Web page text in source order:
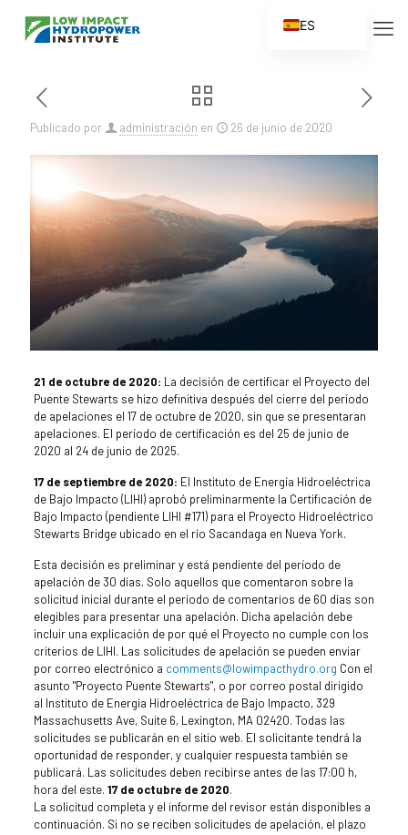
Publicado por administración en 26 de junio de 2020
21 de octubre de 2020: La decisión de certificar el Proyecto del
Puente Stewarts se hizo definitiva después del cierre del período
de apelaciones el 17 de octubre de 2020, sin que se presentaran
apelaciones. El período de certificación es del 25 de junio de
2020 al 24 de junio de 2025.
17 de septiembre de 2020: El Instituto de Energía Hidroeléctrica
de Bajo Impacto (LIHI) aprobó preliminarmente la Certificación de
Bajo Impacto (pendiente LIHI #171) para el Proyecto Hidroeléctrico
Stewarts Bridge ubicado en el río Sacandaga en Nueva York.
Esta decisión es preliminar y está pendiente del período de
apelación de 30 días. Solo aquellos que comentaron sobre la
solicitud inicial durante el período de comentarios de 60 días son
elegibles para presentar una apelación. Dicha apelación debe
incluir una explicación de por qué el Proyecto no cumple con los
criterios de LIHI. Las solicitudes de apelación se pueden enviar
por correo electrónico a comments@lowimpacthydro.org Con el
asunto "Proyecto Puente Stewarts", o por correo postal dirigido
al Instituto de Energía Hidroeléctrica de Bajo Impacto, 329
Massachusetts Ave, Suite 6, Lexington, MA 02420. Todas las
solicitudes se publicarán en el sitio web. El solicitante tendrá la
oportunidad de responder, y cualquier respuesta también se
publicará. Las solicitudes deben recibirse antes de las 17:00 h,
hora del este. 17 de octubre de 2020.
La solicitud completa y el informe del revisor están disponibles a
continuación. Si no se reciben solicitudes de apelación, el plazo
ES